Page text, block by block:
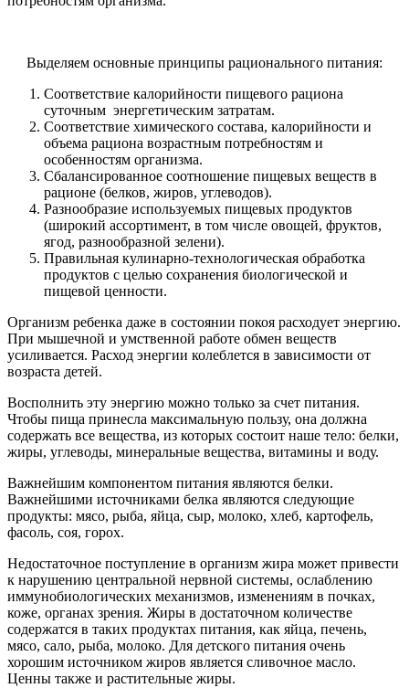
Выделяем основные принципы рационального питания:
Соответствие калорийности пищевого рациона
суточным энергетическим затратам.
Соответствие химического состава, калорийности и
объема рациона возрастным потребностям и
особенностям организма.
Сбалансированное соотношение пищевых веществ в
рационе (белков, жиров, углеводов).
Разнообразие используемых пищевых продуктов
(широкий ассортимент, в том числе овощей, фруктов,
ягод, разнообразной зелени).
Правильная кулинарно-технологическая обработка
продуктов с целью сохранения биологической и
пищевой ценности.
Организм ребенка даже в состоянии покоя расходует энергию.
При мышечной и умственной работе обмен веществ
усиливается. Расход энергии колеблется в зависимости от
возраста детей.
Восполнить эту энергию можно только за счет питания.
Чтобы пища принесла максимальную пользу, она должна
содержать все вещества, из которых состоит наше тело: белки,
жиры, углеводы, минеральные вещества, витамины и воду.
Важнейшим компонентом питания являются белки.
Важнейшими источниками белка являются следующие
продукты: мясо, рыба, яйца, сыр, молоко, хлеб, картофель,
фасоль, соя, горох.
Недостаточное поступление в организм жира может привести
к нарушению центральной нервной системы, ослаблению
иммунобиологических механизмов, изменениям в почках,
коже, органах зрения. Жиры в достаточном количестве
содержатся в таких продуктах питания, как яйца, печень,
мясо, сало, рыба, молоко. Для детского питания очень
хорошим источником жиров является сливочное масло.
Ценны также и растительные жиры.